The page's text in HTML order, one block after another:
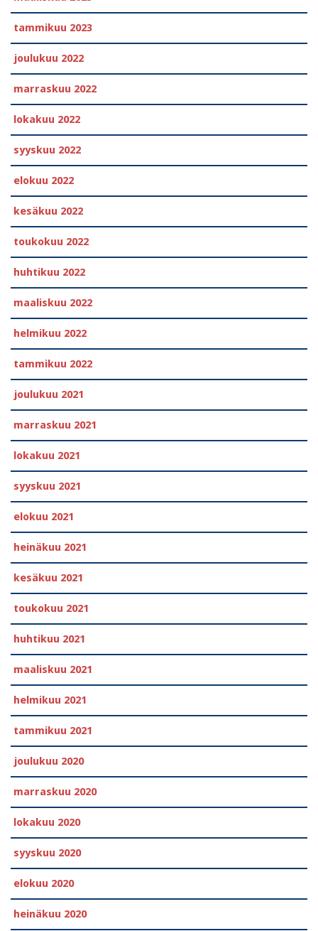
tammikuu 2023
joulukuu 2022
marraskuu 2022
lokakuu 2022
syyskuu 2022
elokuu 2022
kesäkuu 2022
toukokuu 2022
huhtikuu 2022
maaliskuu 2022
helmikuu 2022
tammikuu 2022
joulukuu 2021
marraskuu 2021
lokakuu 2021
syyskuu 2021
elokuu 2021
heinäkuu 2021
kesäkuu 2021
toukokuu 2021
huhtikuu 2021
maaliskuu 2021
helmikuu 2021
tammikuu 2021
joulukuu 2020
marraskuu 2020
lokakuu 2020
syyskuu 2020
elokuu 2020
heinäkuu 2020